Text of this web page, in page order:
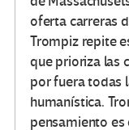
oferta carreras
Trompiz repite
que prioriza las
por fuera todas
humanística.
pensamiento es